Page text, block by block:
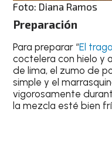
Foto: Diana Ramos
Preparación
Para preparar “El
coctelera con hielo y
de lima, el zumo de
simple y el
vigorosamente
la mezcla esté bien